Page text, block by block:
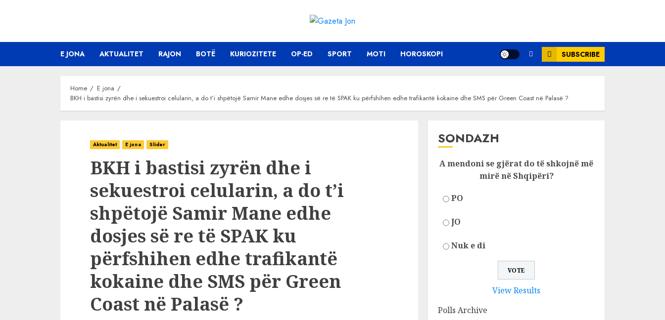
E JONA AKTUALITET RAJON BOTË KURIOZITETE OP-ED SPORT MOTI HOROSKOPI SUBSCRIBE
Home
E jona
BKH i bastisi zyrën dhe i sekuestroi celularin, a do t’i shpëtojë Samir Mane edhe dosjes së re të SPAK ku përfshihen edhe trafikantë kokaine dhe SMS për Green Coast në Palasë ?
Aktualitet E jona Slider
BKH i bastisi zyrën dhe i
sekuestroi celularin, a do t’i
shpëtojë Samir Mane edhe
dosjes së re të SPAK ku
përfshihen edhe trafikantë
kokaine dhe SMS për Green
Coast në Palasë ?
SONDAZH
A mendoni se gjërat do të shkojnë më
mirë në Shqipëri?
PO
JO
Nuk e di
View Results
Polls Archive